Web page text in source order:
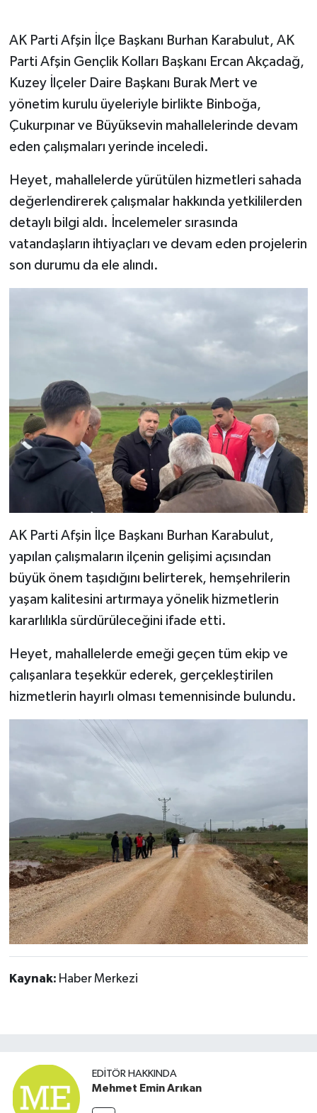
AK Parti Afşin İlçe Başkanı Burhan Karabulut, AK
Parti Afşin Gençlik Kolları Başkanı Ercan Akçadağ,
Kuzey İlçeler Daire Başkanı Burak Mert ve
yönetim kurulu üyeleriyle birlikte Binboğa,
Çukurpınar ve Büyüksevin mahallelerinde devam
eden çalışmaları yerinde inceledi.
Heyet, mahallelerde yürütülen hizmetleri sahada
değerlendirerek çalışmalar hakkında yetkililerden
detaylı bilgi aldı. İncelemeler sırasında
vatandaşların ihtiyaçları ve devam eden projelerin
son durumu da ele alındı.
AK Parti Afşin İlçe Başkanı Burhan Karabulut,
yapılan çalışmaların ilçenin gelişimi açısından
büyük önem taşıdığını belirterek, hemşehrilerin
yaşam kalitesini artırmaya yönelik hizmetlerin
kararlılıkla sürdürüleceğini ifade etti.
Heyet, mahallelerde emeği geçen tüm ekip ve
çalışanlara teşekkür ederek, gerçekleştirilen
hizmetlerin hayırlı olması temennisinde bulundu.
Kaynak: Haber Merkezi
EDITÖR HAKKINDA
Mehmet Emin Arıkan